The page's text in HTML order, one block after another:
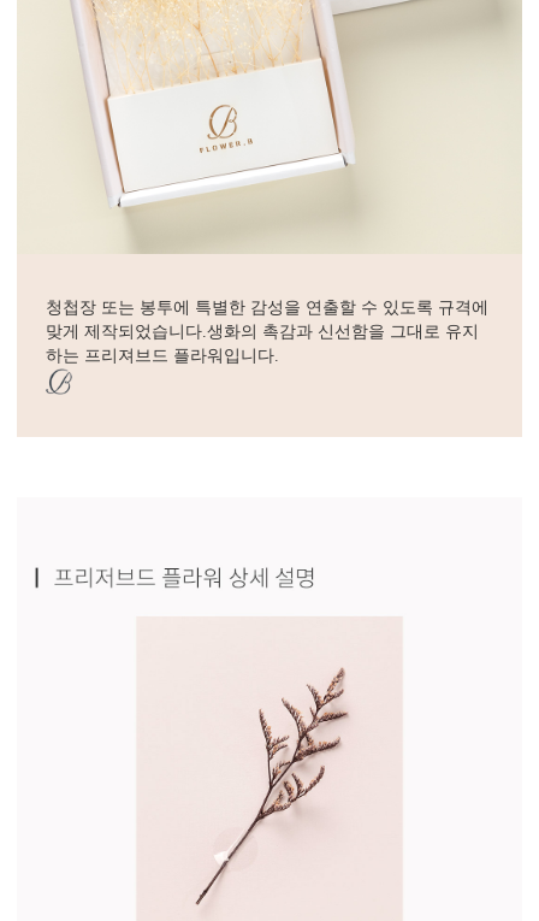
청첩장 또는 봉투에 특별한 감성을 연출할 수 있도록 규격에
맞게 제작되었습니다.생화의 촉감과 신선함을 그대로 유지
하는 프리져브드 플라워입니다.